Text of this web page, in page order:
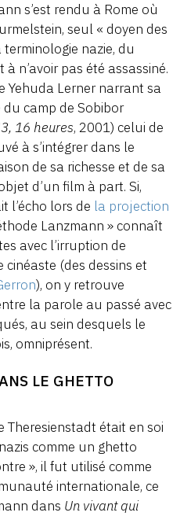
s’est rendu à Rome où
seul « doyen des
nazie, du
n’avoir pas été assassiné.
Yehuda Lerner narrant sa
camp de Sobibor
16 heures, 2001) celui de
à s’intégrer dans le
de sa richesse et de sa
d’un film à part. Si,
l’écho lors de la projection
Lanzmann » connaît
avec l’irruption de
(des dessins et
), on y retrouve
la parole au passé avec
au sein desquels le
omniprésent.
LE GHETTO
Theresienstadt était en soi
comme un ghetto
», il fut utilisé comme
internationale, ce
dans Un vivant qui